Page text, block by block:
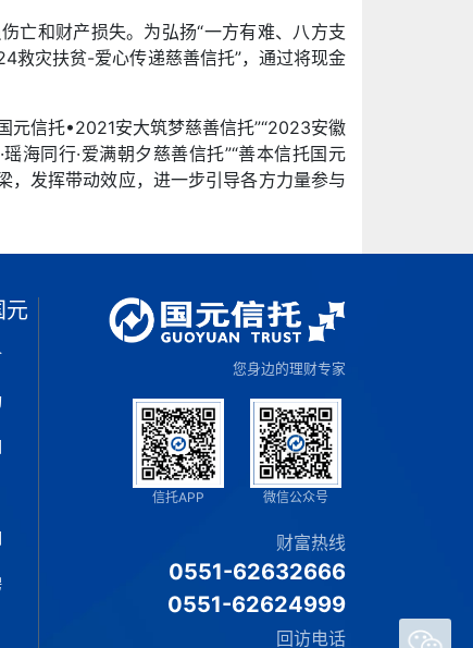
亡和财产损失。为弘扬“一方有难、八方支
救灾扶贫-爱心传递慈善信托”，通过将现金
元信托•2021安大筑梦慈善信托”“2023安徽
海同行·爱满朝夕慈善信托”“善本信托国元
，发挥带动效应，进一步引导各方力量参与
元
您身边的理财专家
信托APP 微信公众号
财富热线
0551-62632666
0551-62624999
回访电话